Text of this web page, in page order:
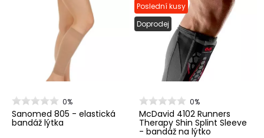
0%
Sanomed 805 - elastická
bandáž lýtka
Poslední kusy
Doprodej
0%
McDavid 4102 Runners
Therapy Shin Splint Sleeve
- bandáž na lýtko